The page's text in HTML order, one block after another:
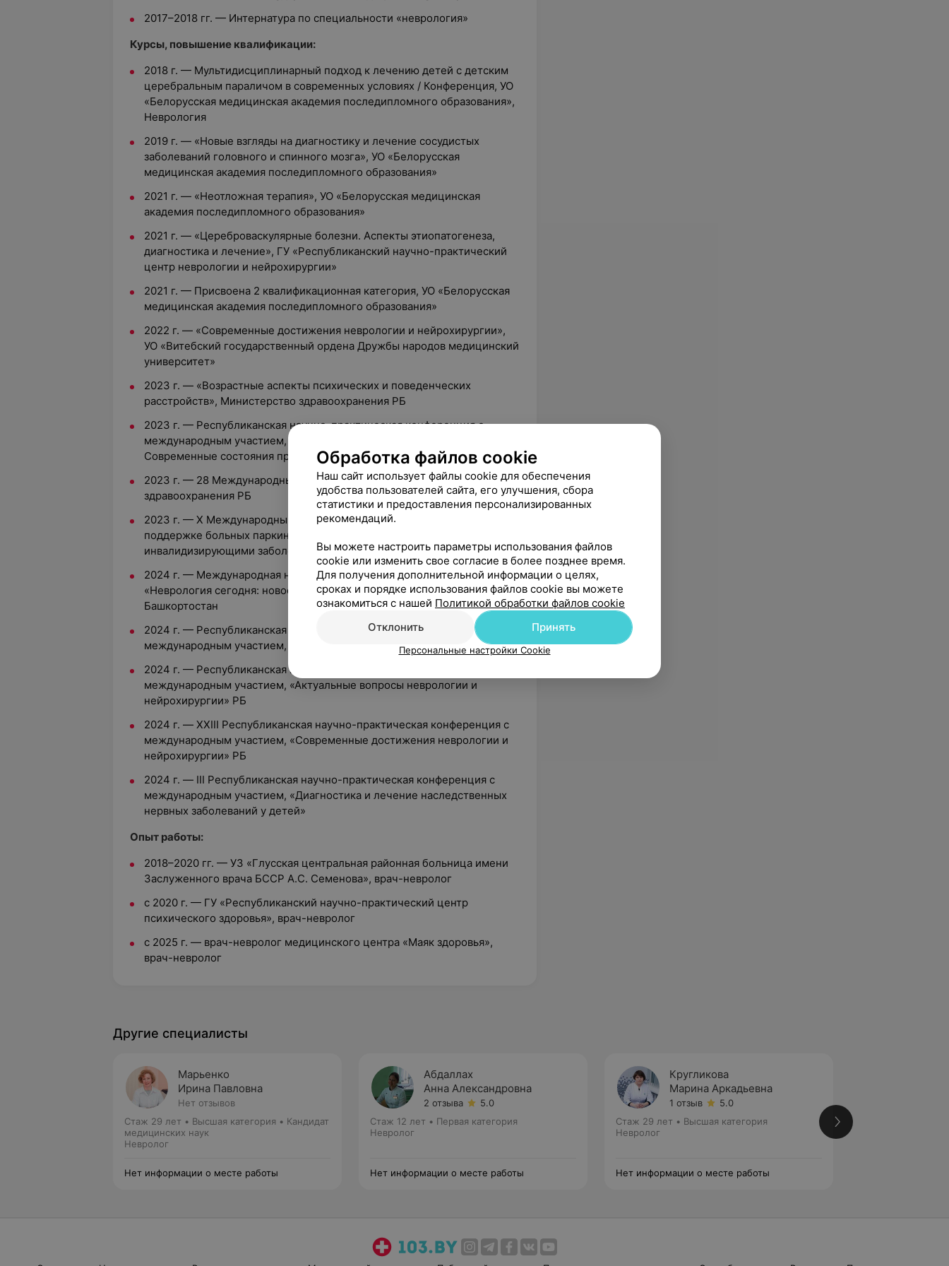
2017–2018 гг. — Интернатура по специальности «неврология»
Курсы, повышение квалификации:
2018 г. — Мультидисциплинарный подход к лечению детей с детским
церебральным параличом в современных условиях / Конференция, УО
«Белорусская медицинская академия последипломного образования»,
Неврология
2019 г. — «Новые взгляды на диагностику и лечение сосудистых
заболеваний головного и спинного мозга», УО «Белорусская
медицинская академия последипломного образования»
2021 г. — «Неотложная терапия», УО «Белорусская медицинская
академия последипломного образования»
2021 г. — «Цереброваскулярные болезни. Аспекты этиопатогенеза,
диагностика и лечение», ГУ «Республиканский научно-практический
центр неврологии и нейрохирургии»
2021 г. — Присвоена 2 квалификационная категория, УО «Белорусская
медицинская академия последипломного образования»
2022 г. — «Современные достижения неврологии и нейрохирургии»,
УО «Витебский государственный ордена Дружбы народов медицинский
университет»
2023 г. — «Возрастные аспекты психических и поведенческих
расстройств», Министерство здравоохранения РБ
2023 г. — Республиканская научно-практическая конференция с
международным участием, «Двигательные расстройства.
Современные состояния проблемы» РБ, неврология
2023 г. — 28 Международный медицинский форум, Министерство
здравоохранения РБ
2023 г. — Х Международный неврологический форум, РОО «Центр по
поддержке больных паркинсонизмом и др. экстрапирамидными
инвалидизирующими заболеваниями», Республики Башкортостан
2024 г. — Международная научно-практическая конференция,
«Неврология сегодня: новости в Росии и в мире 2024» Республики
Башкортостан
2024 г. — Республиканская научно-практическая конференция с
международным участием, «Новейшие достижения нейронаук» РБ
2024 г. — Республиканская научно-практическая конференция с
международным участием, «Актуальные вопросы неврологии и
нейрохирургии» РБ
2024 г. — XXIII Республиканская научно-практическая конференция с
международным участием, «Современные достижения неврологии и
нейрохирургии» РБ
2024 г. — III Республиканская научно-практическая конференция с
международным участием, «Диагностика и лечение наследственных
нервных заболеваний у детей»
Опыт работы:
2018–2020 гг. — УЗ «Глусская центральная районная больница имени
Заслуженного врача БССР А.С. Семенова», врач-невролог
с 2020 г. — ГУ «Республиканский научно-практический центр
психического здоровья», врач-невролог
с 2025 г. — врач-невролог медицинского центра «Маяк здоровья»,
врач-невролог
Другие специалисты
Марьенко
Ирина Павловна
Нет отзывов
Стаж 29 лет • Высшая категория • Кандидат
медицинских наук
Невролог
Нет информации о месте работы
Абдаллах
Анна Александровна
2 отзыва
5.0
Стаж 12 лет • Первая категория
Невролог
Нет информации о месте работы
Кругликова
Марина Аркадьевна
1 отзыв
5.0
Стаж 29 лет • Высшая категория
Невролог
Нет информации о месте работы
Обработка файлов cookie
Наш сайт использует файлы cookie для обеспечения
удобства пользователей сайта, его улучшения, сбора
статистики и предоставления персонализированных
рекомендаций.
Вы можете настроить параметры использования файлов
cookie или изменить свое согласие в более позднее время.
Для получения дополнительной информации о целях,
сроках и порядке использования файлов cookie вы можете
ознакомиться с нашей Политикой обработки файлов cookie
Отклонить
Принять
Персональные настройки Cookie